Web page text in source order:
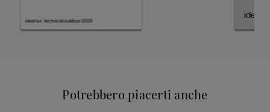
Potrebbero piacerti anche